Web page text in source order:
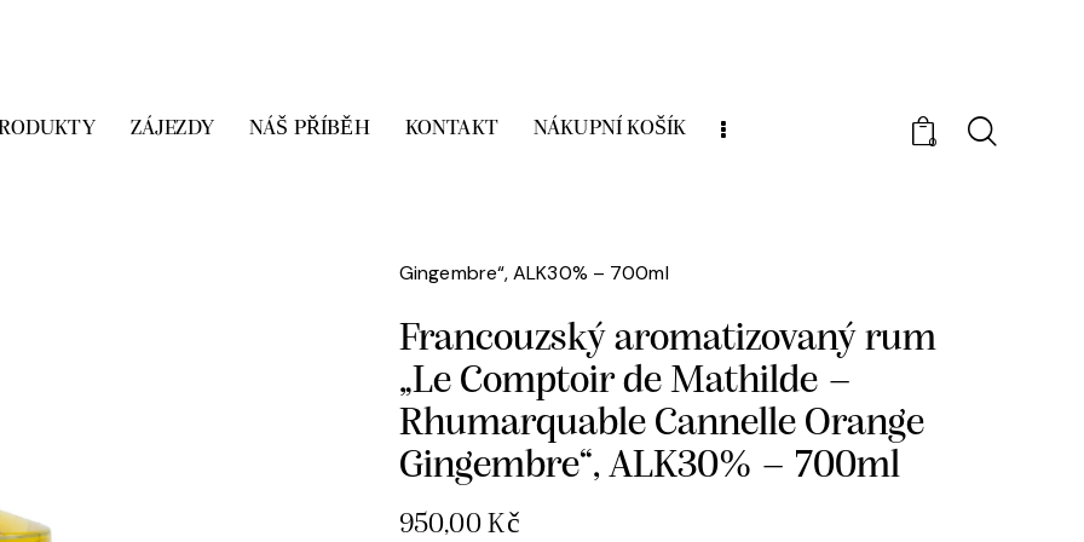
ZÁJEZDY NÁŠ PŘÍBĚH KONTAKT NÁKUPNÍ KOŠÍK
0
Gingembre“, ALK30% – 700ml
Francouzský aromatizovaný rum
„Le Comptoir de Mathilde –
Rhumarquable Cannelle Orange
Gingembre“, ALK30% – 700ml
950,00 Kč